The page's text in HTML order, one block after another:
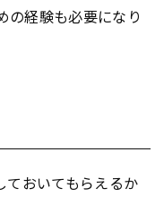
の経験も必要になり
ておいてもらえるか